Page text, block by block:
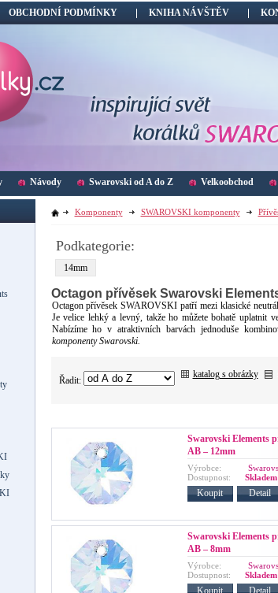
OBCHODNÍ PODMÍNKY KNIHA NÁVŠTĚV
Návody Swarovski od A do Z Velkoobchod
Komponenty SWAROVSKI komponenty
Podkategorie:
14mm
Octagon přívěsek Swarovski
Octagon přívěsek SWAROVSKI patří mezi klasické
Je velice lehký a levný, takže ho můžete bohatě uplatnit
Nabízíme ho v atraktivních barvách jednoduše
komponenty Swarovski.
Řadit:
katalog s obrázky
Swarovski Elements
AB – 12mm
Výrobce:
Dostupnost:
Skladem
Koupit Detail
Swarovski Elements
AB – 8mm
Výrobce:
Dostupnost:
Skladem
Koupit Detail